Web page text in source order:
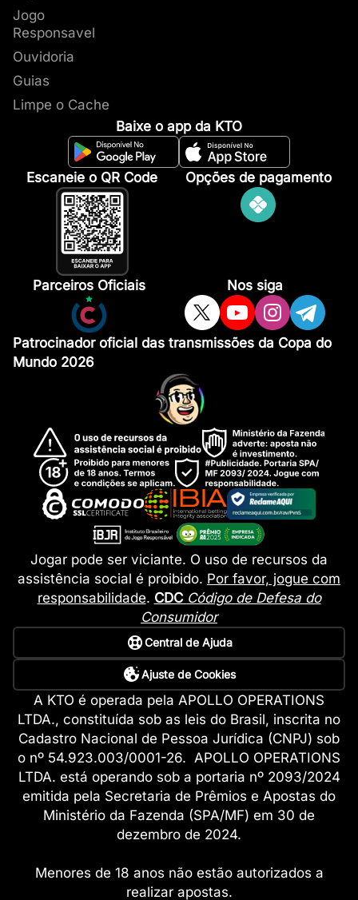
Jogo
Responsavel
Ouvidoria
Guias
Limpe o Cache
Baixe o app da KTO
Escaneie o QR Code Opções de pagamento
Parceiros Oficiais Nos siga
Patrocinador oficial das transmissões da Copa do
Mundo 2026
Jogar pode ser viciante. O uso de recursos da
assistência social é proibido. Por favor, jogue com
responsabilidade. CDC Código de Defesa do
Consumidor
Central de Ajuda
Ajuste de Cookies
A KTO é operada pela APOLLO OPERATIONS
LTDA., constituída sob as leis do Brasil, inscrita no
Cadastro Nacional de Pessoa Jurídica (CNPJ) sob
o nº 54.923.003/0001-26. APOLLO OPERATIONS
LTDA. está operando sob a portaria nº 2093/2024
emitida pela Secretaria de Prêmios e Apostas do
Ministério da Fazenda (SPA/MF) em 30 de
dezembro de 2024.
Menores de 18 anos não estão autorizados a
realizar apostas.